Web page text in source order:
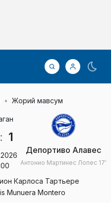
Жорий мавсум
: 1
Депортиво Алавес
Антонио Мартинес Лопес 17'
Карлоса Тартьере
Munuera Montero